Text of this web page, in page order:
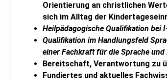
Orientierung an christlichen
sich im Alltag der
Heilpädagogische Qualifikation bei
Qualifikation im Handlungsfeld
einer Fachkraft für die Sprache
Bereitschaft, Verantwortung zu
Fundiertes und aktuelles